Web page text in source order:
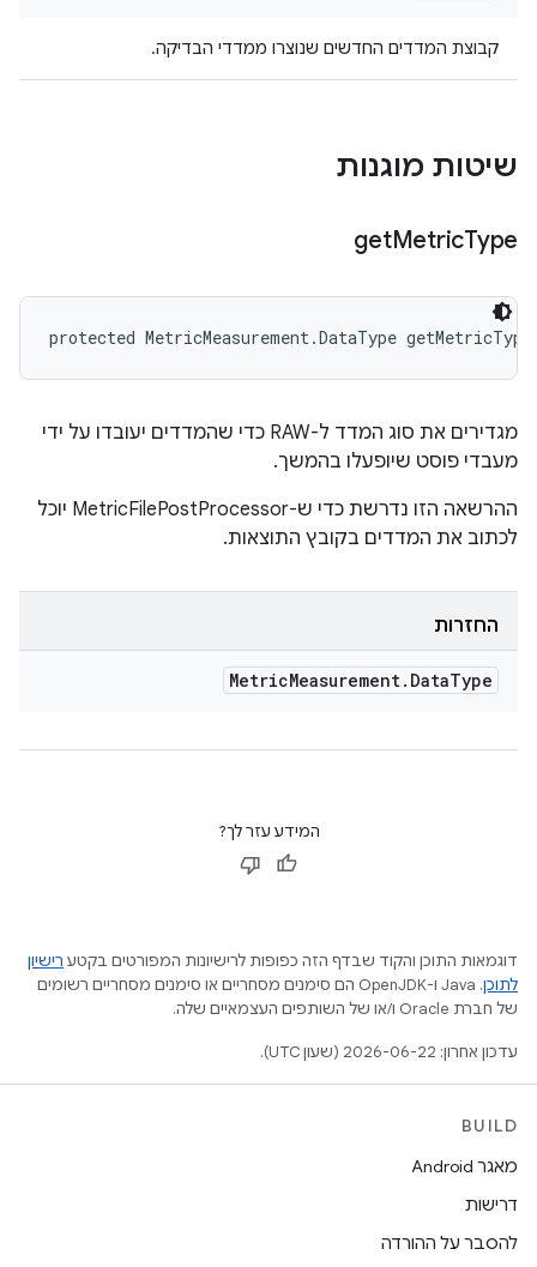
קבוצת המדדים החדשים שנוצרו ממדדי הבדיקה.
שיטות מוגנות
getMetricType
protected MetricMeasurement.DataType
מגדירים את סוג המדד ל-RAW כדי שהמדדים יעובדו על ידי
מעבדי פוסט שיופעלו בהמשך.
ההרשאה הזו נדרשת כדי ש-MetricFilePostProcessor יוכל
לכתוב את המדדים בקובץ התוצאות.
החזרות
MetricMeasurement. DataType
המידע עזר לך?
דוגמאות התוכן והקוד שבדף הזה כפופות לרישיונות המפורטים בקטע רישיון
לתוכן
.‏ Java ו-OpenJDK הם סימנים מסחריים או סימנים מסחריים רשומים
של חברת Oracle ו/או של השותפים העצמאיים שלה.
עדכון אחרון: 2026-06-22 (שעון UTC).
BUILD
מאגר Android
דרישות
להסבר על ההורדה